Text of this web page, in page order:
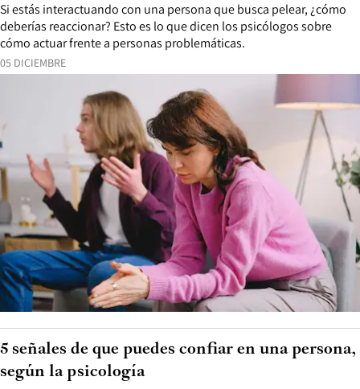
05 DICIEMBRE
Si estás interactuando con una persona que busca pelear, ¿cómo
deberías reaccionar? Esto es lo que dicen los psicólogos sobre
cómo actuar frente a personas problemáticas.
5 señales de que puedes confiar en una persona,
según la psicología